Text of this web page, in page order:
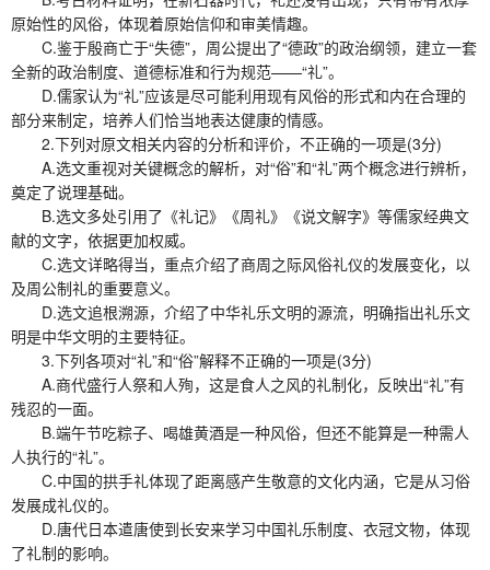
原始性的风俗，体现着原始信仰和审美情趣。
C.鉴于殷商亡于“失德”，周公提出了“德政”的政治纲领，建立一套
全新的政治制度、道德标准和行为规范——“礼”。
D.儒家认为“礼”应该是尽可能利用现有风俗的形式和内在合理的
部分来制定，培养人们恰当地表达健康的情感。
2.下列对原文相关内容的分析和评价，不正确的一项是(3分)
A.选文重视对关键概念的解析，对“俗”和“礼”两个概念进行辨析，
奠定了说理基础。
B.选文多处引用了《礼记》《周礼》《说文解字》等儒家经典文
献的文字，依据更加权威。
C.选文详略得当，重点介绍了商周之际风俗礼仪的发展变化，以
及周公制礼的重要意义。
D.选文追根溯源，介绍了中华礼乐文明的源流，明确指出礼乐文
明是中华文明的主要特征。
3.下列各项对“礼”和“俗”解释不正确的一项是(3分)
A.商代盛行人祭和人殉，这是食人之风的礼制化，反映出“礼”有
残忍的一面。
B.端午节吃粽子、喝雄黄酒是一种风俗，但还不能算是一种需人
人执行的“礼”。
C.中国的拱手礼体现了距离感产生敬意的文化内涵，它是从习俗
发展成礼仪的。
D.唐代日本遣唐使到长安来学习中国礼乐制度、衣冠文物，体现
了礼制的影响。